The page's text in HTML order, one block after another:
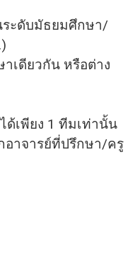
ระดับมัธยมศึกษา/
เดียวกัน หรือต่าง
เพียง 1 ทีมเท่านั้น
อาจารย์ที่ปรึกษา/ครู